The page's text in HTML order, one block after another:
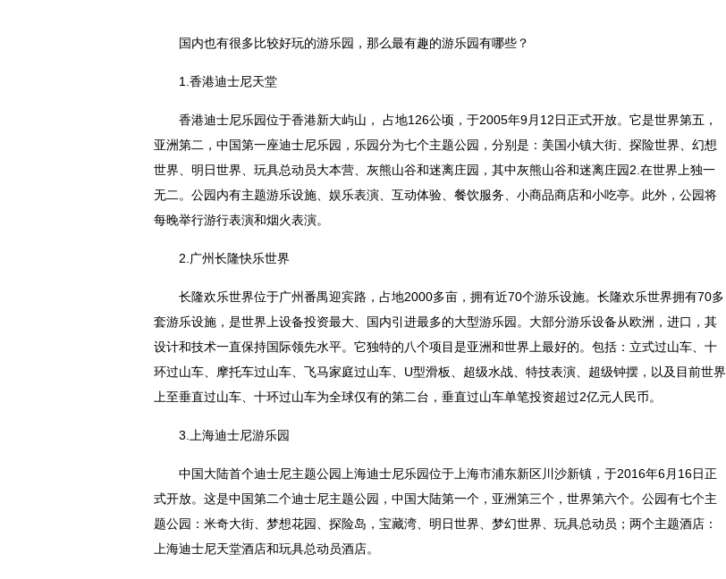
国内也有很多比较好玩的游乐园，那么最有趣的游乐园有哪些？
1.香港迪士尼天堂
香港迪士尼乐园位于香港新大屿山， 占地126公顷，于2005年9月12日正式开放。它是世界第五，
亚洲第二，中国第一座迪士尼乐园，乐园分为七个主题公园，分别是：美国小镇大街、探险世界、幻想
世界、明日世界、玩具总动员大本营、灰熊山谷和迷离庄园，其中灰熊山谷和迷离庄园2.在世界上独一
无二。公园内有主题游乐设施、娱乐表演、互动体验、餐饮服务、小商品商店和小吃亭。此外，公园将
每晚举行游行表演和烟火表演。
2.广州长隆快乐世界
长隆欢乐世界位于广州番禺迎宾路，占地2000多亩，拥有近70个游乐设施。长隆欢乐世界拥有70多
套游乐设施，是世界上设备投资最大、国内引进最多的大型游乐园。大部分游乐设备从欧洲，进口，其
设计和技术一直保持国际领先水平。它独特的八个项目是亚洲和世界上最好的。包括：立式过山车、十
环过山车、摩托车过山车、飞马家庭过山车、U型滑板、超级水战、特技表演、超级钟摆，以及目前世界
上至垂直过山车、十环过山车为全球仅有的第二台，垂直过山车单笔投资超过2亿元人民币。
3.上海迪士尼游乐园
中国大陆首个迪士尼主题公园上海迪士尼乐园位于上海市浦东新区川沙新镇，于2016年6月16日正
式开放。这是中国第二个迪士尼主题公园，中国大陆第一个，亚洲第三个，世界第六个。公园有七个主
题公园：米奇大街、梦想花园、探险岛，宝藏湾、明日世界、梦幻世界、玩具总动员；两个主题酒店：
上海迪士尼天堂酒店和玩具总动员酒店。